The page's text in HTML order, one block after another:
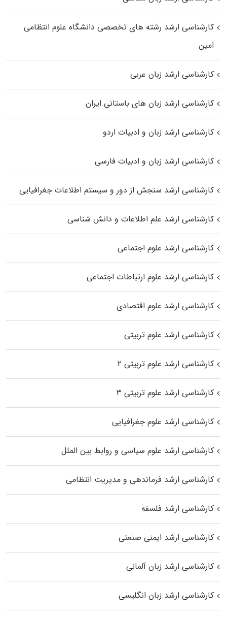
کارشناسی ارشد رﺷﺘﻪ ﻫﺎی تخصصی داﻧﺸﮕﺎه ﻋﻠﻮم انتظامی
اﻣﻴﻦ
کارشناسی ارشد زبان عربی
کارشناسی ارشد زبان‌ های باستانی ایران
کارشناسی ارشد زبان و ادبیات اردو
کارشناسی ارشد زبان و ادبیات فارسی
کارشناسی ارشد سنجش از دور و سیستم اطلاعات جغرافیایی
کارشناسی ارشد علم اطلاعات و دانش شناسی
کارشناسی ارشد علوم اجتماعی
کارشناسی ارشد علوم ارتباطات اجتماعی
کارشناسی ارشد علوم اقتصادی
کارشناسی ارشد علوم تربیتی
کارشناسی ارشد علوم تربیتی ۲
کارشناسی ارشد علوم تربیتی ۳
کارشناسی ارشد علوم جغرافیایی
کارشناسی ارشد علوم سیاسی و روابط بین الملل
کارشناسی ارشد فرماندهی و مدیریت انتظامی
کارشناسی ارشد فلسفه
کارشناسی ارشد ایمنی صنعتی
کارشناسی ارشد زبان آلمانی
کارشناسی ارشد زبان انگلیسی